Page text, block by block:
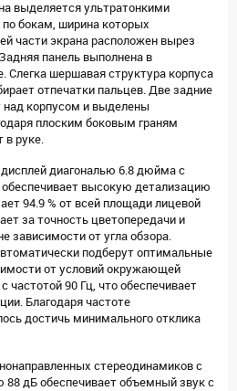
выделяется ультратонкими
бокам, ширина которых
части экрана расположен вырез
панель выполнена в
шершавая структура корпуса
отпечатки пальцев. Две задние
корпусом и выделены
плоским боковым граням
в руке.
диагональю 6.8 дюйма с
высокую детализацию
94.9 % от всей площади лицевой
за точность цветопередачи и
зависимости от угла обзора.
подберут оптимальные
от условий окружающей
частотой 90 Гц, что обеспечивает
Благодаря частоте
достичь минимального отклика
стереодинамиков с
дБ обеспечивает объемный звук с